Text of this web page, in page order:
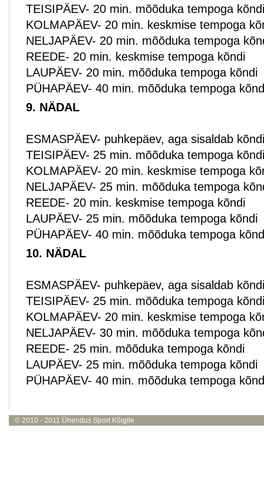
TEISIPÄEV- 20 min. mõõduka tempoga kõndi
KOLMAPÄEV- 20 min. keskmise tempoga
NELJAPÄEV- 20 min. mõõduka tempoga
REEDE- 20 min. keskmise tempoga kõndi
LAUPÄEV- 20 min. mõõduka tempoga kõndi
PÜHAPÄEV- 40 min. mõõduka tempoga
9. NÄDAL
ESMASPÄEV- puhkepäev, aga sisaldab
TEISIPÄEV- 25 min. mõõduka tempoga kõndi
KOLMAPÄEV- 20 min. keskmise tempoga
NELJAPÄEV- 25 min. mõõduka tempoga
REEDE- 20 min. keskmise tempoga kõndi
LAUPÄEV- 25 min. mõõduka tempoga kõndi
PÜHAPÄEV- 40 min. mõõduka tempoga
10. NÄDAL
ESMASPÄEV- puhkepäev, aga sisaldab
TEISIPÄEV- 25 min. mõõduka tempoga kõndi
KOLMAPÄEV- 20 min. keskmise tempoga
NELJAPÄEV- 30 min. mõõduka tempoga
REEDE- 25 min. mõõduka tempoga kõndi
LAUPÄEV- 25 min. mõõduka tempoga kõndi
PÜHAPÄEV- 40 min. mõõduka tempoga
© 2010 - 2011 Ühendus Sport Kõigile